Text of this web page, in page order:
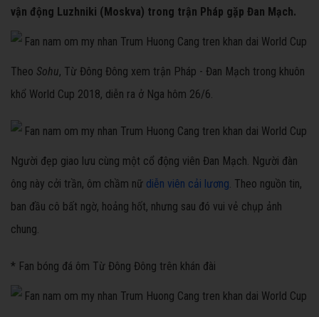
vận động Luzhniki (Moskva) trong trận Pháp gặp Đan Mạch.
Theo Sohu, Từ Đông Đông xem trận Pháp - Đan Mạch trong khuôn
khổ World Cup 2018, diễn ra ở Nga hôm 26/6.
Người đẹp giao lưu cùng một cổ động viên Đan Mạch. Người đàn
ông này cởi trần, ôm chầm nữ diễn viên cải lương. Theo nguồn tin,
ban đầu cô bất ngờ, hoảng hốt, nhưng sau đó vui vẻ chụp ảnh
chung.
* Fan bóng đá ôm Từ Đông Đông trên khán đài